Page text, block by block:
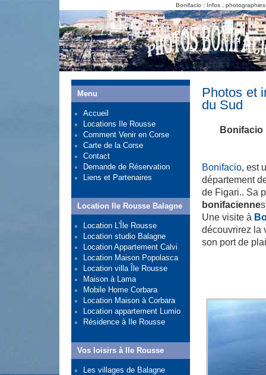
Bonifacio : Infos ,
Photos et
du Sud
Bonifacio
Bonifacio, est
département
de Figari.. Sa
bonifacienne
Une visite à
découvrirez la
son port de
Menu
Accueil
Locations Ile Rousse
Comment Venir en Corse
Carte de la Corse
Contact
Demande de Réservation
Liens et Partenaires
Location Ile Rousse Balagne
Location L'Île Rousse
Location studio Balagne
Location Appartement Calvi
Location Maison Popolasca
Location villa Île Rousse
Maison à Lama
Mobile Home Corbara
Location Maison à Corbara
Location appartement Lumio
Résidence à Ile Rousse
Vos loisirs à Ile Rousse
Les villages de Balagne